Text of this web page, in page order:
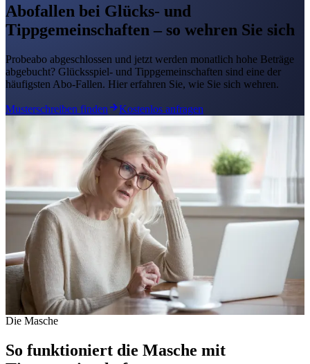
Abofallen bei Glücks- und
Tippgemeinschaften – so wehren Sie sich
Probeabo abgeschlossen und jetzt werden monatlich hohe Beträge
abgebucht? Glücksspiel- und Tippgemeinschaften sind eine der
häufigsten Abo-Fallen. Hier erfahren Sie, wie Sie sich wehren.
Musterschreiben finden Kostenlos anfragen
Die Masche
So funktioniert die Masche mit